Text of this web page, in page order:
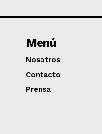
Menú
Nosotros
Contacto
Prensa